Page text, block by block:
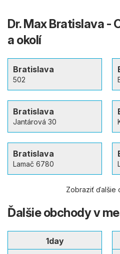
Dr. Max Bratislava -
a okolí
Bratislava
502
Bratislava
Jantárová 30
Bratislava
Lamač 6780
Zobraziť ďalšie
Ďalšie obchody v
1day